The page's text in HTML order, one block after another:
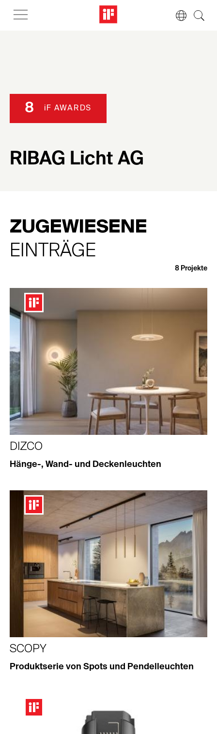
8 iF AWARDS
RIBAG Licht AG
ZUGEWIESENE
EINTRÄGE
8 Projekte
DIZCO
Hänge-, Wand- und Deckenleuchten
SCOPY
Produktserie von Spots und Pendelleuchten